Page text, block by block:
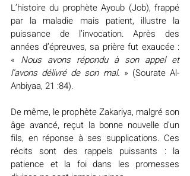
L’histoire du prophète Ayoub (Job), frappé
par la maladie mais patient, illustre la
puissance de l’invocation. Après des
années d’épreuves, sa prière fut exaucée :
« Nous avons répondu à son appel et
l’avons délivré de son mal. » (Sourate Al-
Anbiyaa, 21 :84).
De même, le prophète Zakariya, malgré son
âge avancé, reçut la bonne nouvelle d’un
fils, en réponse à ses supplications. Ces
récits sont des rappels puissants : la
patience et la foi dans les promesses